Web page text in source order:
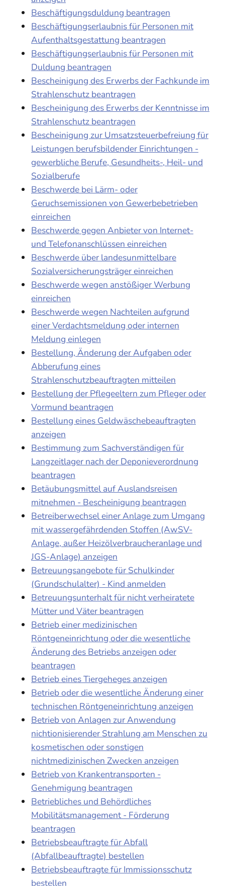
Beschäftigungsduldung beantragen
Beschäftigungserlaubnis für Personen mit
Aufenthaltsgestattung beantragen
Beschäftigungserlaubnis für Personen mit
Duldung beantragen
Bescheinigung des Erwerbs der Fachkunde im
Strahlenschutz beantragen
Bescheinigung des Erwerbs der Kenntnisse im
Strahlenschutz beantragen
Bescheinigung zur Umsatzsteuerbefreiung für
Leistungen berufsbildender Einrichtungen -
gewerbliche Berufe, Gesundheits-, Heil- und
Sozialberufe
Beschwerde bei Lärm- oder
Geruchsemissionen von Gewerbebetrieben
einreichen
Beschwerde gegen Anbieter von Internet-
und Telefonanschlüssen einreichen
Beschwerde über landesunmittelbare
Sozialversicherungsträger einreichen
Beschwerde wegen anstößiger Werbung
einreichen
Beschwerde wegen Nachteilen aufgrund
einer Verdachtsmeldung oder internen
Meldung einlegen
Bestellung, Änderung der Aufgaben oder
Abberufung eines
Strahlenschutzbeauftragten mitteilen
Bestellung der Pflegeeltern zum Pfleger oder
Vormund beantragen
Bestellung eines Geldwäschebeauftragten
anzeigen
Bestimmung zum Sachverständigen für
Langzeitlager nach der Deponieverordnung
beantragen
Betäubungsmittel auf Auslandsreisen
mitnehmen - Bescheinigung beantragen
Betreiberwechsel einer Anlage zum Umgang
mit wassergefährdenden Stoffen (AwSV-
Anlage, außer Heizölverbraucheranlage und
JGS-Anlage) anzeigen
Betreuungsangebote für Schulkinder
(Grundschulalter) - Kind anmelden
Betreuungsunterhalt für nicht verheiratete
Mütter und Väter beantragen
Betrieb einer medizinischen
Röntgeneinrichtung oder die wesentliche
Änderung des Betriebs anzeigen oder
beantragen
Betrieb eines Tiergeheges anzeigen
Betrieb oder die wesentliche Änderung einer
technischen Röntgeneinrichtung anzeigen
Betrieb von Anlagen zur Anwendung
nichtionisierender Strahlung am Menschen zu
kosmetischen oder sonstigen
nichtmedizinischen Zwecken anzeigen
Betrieb von Krankentransporten -
Genehmigung beantragen
Betriebliches und Behördliches
Mobilitätsmanagement - Förderung
beantragen
Betriebsbeauftragte für Abfall
(Abfallbeauftragte) bestellen
Betriebsbeauftragte für Immissionsschutz
bestellen